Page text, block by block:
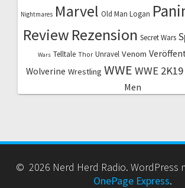
Nightmares Marvel Old Man Logan
Review Rezension Secret Wars
Wars Telltale Thor Unravel Venom
Wolverine Wrestling WWE WWE 2K19
Men
© 2026 Nerd Herd Radio. WordPress
OnePage Express.